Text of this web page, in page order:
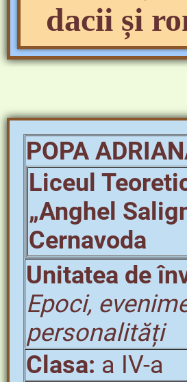
dacii și
POPA
Liceul
„Anghel
Cernavoda
Unitatea de
Epoci,
personalități
Clasa: a IV-a